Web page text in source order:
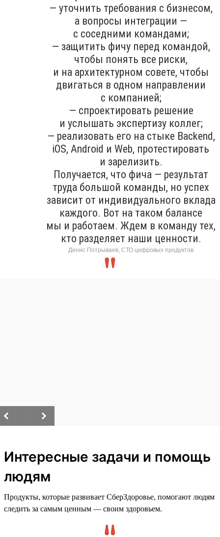
— уточнить требования с бизнесом,
а вопросы интеграции —
с соседними командами;
— защитить фичу перед командой,
чтобы понять все риски,
и на архитектурном совете, чтобы
двигаться в одном направлении
с компанией;
— спроектировать решение
и услышать экспертизу коллег;
— реализовать его на стыке Backend,
iOS, Android и Web, протестировать
и зарелизить.
Получается, что фича — результат
труда большой команды, но успех
зависит от индивидуального вклада
каждого. Вот на таком балансе
мы и работаем. Ждем в команду тех,
кто разделяет наши ценности.
Денис Потрываев, СТО цифровых продуктов
Интересные задачи и помощь
людям
Продукты, которые развивает СберЗдоровье, помогают людям
следить за самым ценным — своим здоровьем.